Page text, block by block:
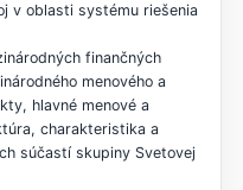
v oblasti systému riešenia
finančných
menového a
hlavné menové a
charakteristika a
súčastí skupiny Svetovej